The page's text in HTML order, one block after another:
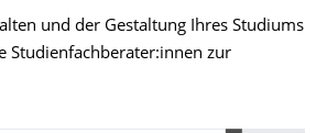
und der Gestaltung Ihres Studiums
Studienfachberater:innen zur